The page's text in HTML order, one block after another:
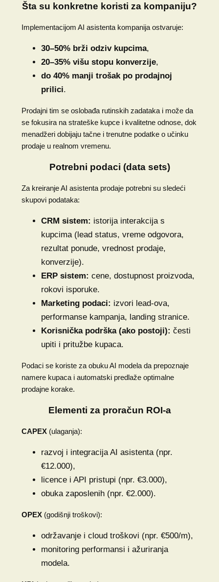
Šta su konkretne koristi za kompaniju?
Implementacijom AI asistenta kompanija ostvaruje:
30–50% brži odziv kupcima,
20–35% višu stopu konverzije,
do 40% manji trošak po prodajnoj
prilici.
Prodajni tim se oslobađa rutinskih zadataka i može da
se fokusira na strateške kupce i kvalitetne odnose, dok
menadžeri dobijaju tačne i trenutne podatke o učinku
prodaje u realnom vremenu.
Potrebni podaci (data sets)
Za kreiranje AI asistenta prodaje potrebni su sledeći
skupovi podataka:
CRM sistem: istorija interakcija s
kupcima (lead status, vreme odgovora,
rezultat ponude, vrednost prodaje,
konverzije).
ERP sistem: cene, dostupnost proizvoda,
rokovi isporuke.
Marketing podaci: izvori lead-ova,
performanse kampanja, landing stranice.
Korisnička podrška (ako postoji): česti
upiti i pritužbe kupaca.
Podaci se koriste za obuku AI modela da prepoznaje
namere kupaca i automatski predlaže optimalne
prodajne korake.
Elementi za proračun ROI-a
CAPEX (ulaganja):
razvoj i integracija AI asistenta (npr.
€12.000),
licence i API pristupi (npr. €3.000),
obuka zaposlenih (npr. €2.000).
OPEX (godišnji troškovi):
održavanje i cloud troškovi (npr. €500/m),
monitoring performansi i ažuriranja
modela.